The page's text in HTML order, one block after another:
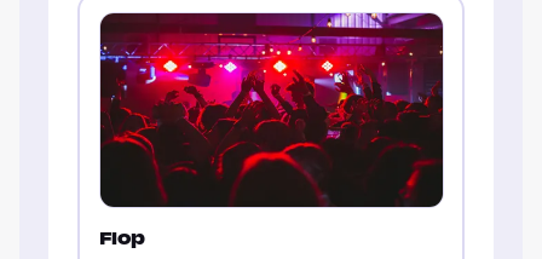
Flop